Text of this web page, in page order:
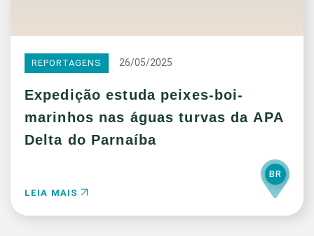
REPORTAGENS 26/05/2025
Expedição estuda peixes-boi-
marinhos nas águas turvas da APA
Delta do Parnaíba
LEIA MAIS
BR